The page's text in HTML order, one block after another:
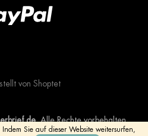
Indem Sie auf dieser Website weitersurfen,
von Shoptet
. Alle Rechte vorbehalten.